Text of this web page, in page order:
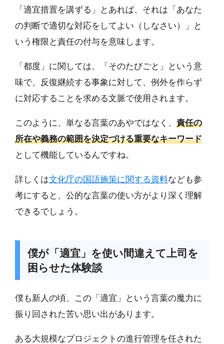
「適宜措置を講ずる」とあれば、それは「あなた
の判断で適切な対応をしてよい（しなさい）」と
いう権限と責任の付与を意味します。
「都度」に関しては、「そのたびごと」という意
味で、反復継続する事象に対して、例外を作らず
に対応することを求める文脈で使用されます。
このように、単なる言葉のあやではなく、 責任の
所在や義務の範囲を決定づける重要なキーワード
として機能しているんですね。
詳しくは文化庁の国語施策に関する資料なども参
考にすると、公的な言葉の使い方がより深く理解
できるでしょう。
僕が「適宜」を使い間違えて上司を
困らせた体験談
僕も新人の頃、この「適宜」という言葉の魔力に
振り回された苦い思い出があります。
ある大規模なプロジェクトの進行管理を任された